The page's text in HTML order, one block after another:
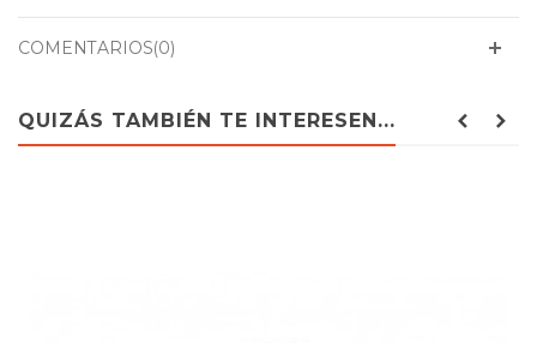
COMENTARIOS(0)
QUIZÁS TAMBIÉN TE INTERESEN...